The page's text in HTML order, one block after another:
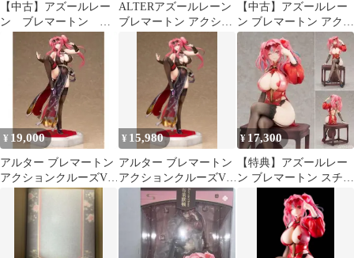
【中古】アズールレー
ン ブレマートン
熱々トレーニング 1/7
スケールフィギュア
ALTERアズールレーン
ブレマートン アクショ
ンクルーズVer
【中古】アズールレー
ン ブレマートン アクシ
ョンクルーズVer. フィ
ギュア
¥ 19,000
アルター ブレマートン
アクションクルーズVer.
1/7 アズールレーン
¥ 15,980
アルター ブレマートン
アクションクルーズVer.
1/7 アズールレーン
¥ 17,300
【特典】アズールレー
ン ブレマートン スチル
イラストVer. 1/7 フィギ